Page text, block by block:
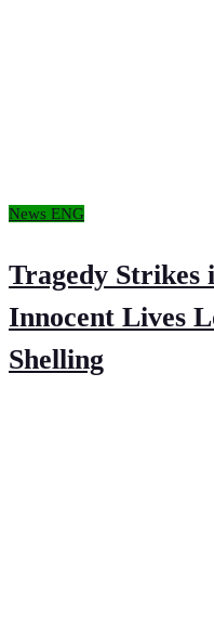
News ENG
Tragedy Strikes
Innocent Lives
Shelling